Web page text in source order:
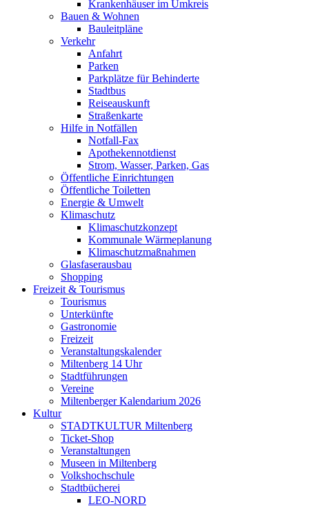
Krankenhäuser im Umkreis
Bauen & Wohnen
Bauleitpläne
Verkehr
Anfahrt
Parken
Parkplätze für Behinderte
Stadtbus
Reiseauskunft
Straßenkarte
Hilfe in Notfällen
Notfall-Fax
Apothekennotdienst
Strom, Wasser, Parken, Gas
Öffentliche Einrichtungen
Öffentliche Toiletten
Energie & Umwelt
Klimaschutz
Klimaschutzkonzept
Kommunale Wärmeplanung
Klimaschutzmaßnahmen
Glasfaserausbau
Shopping
Freizeit & Tourismus
Tourismus
Unterkünfte
Gastronomie
Freizeit
Veranstaltungskalender
Miltenberg 14 Uhr
Stadtführungen
Vereine
Miltenberger Kalendarium 2026
Kultur
STADTKULTUR Miltenberg
Ticket-Shop
Veranstaltungen
Museen in Miltenberg
Volkshochschule
Stadtbücherei
LEO-NORD